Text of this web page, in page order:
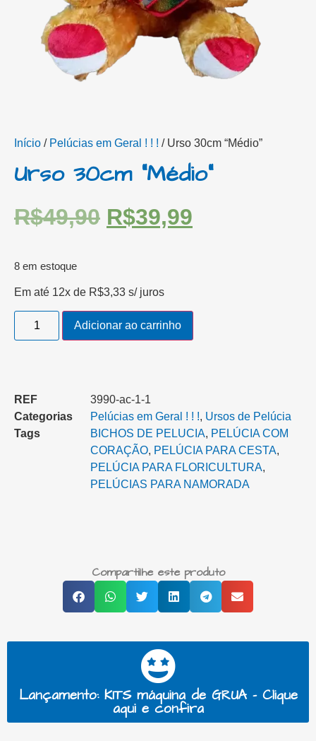
Início / Pelúcias em Geral ! ! ! / Urso 30cm “Médio”
Urso 30cm “Médio”
R$49,90 R$39,99
8 em estoque
Em até 12x de R$3,33 s/ juros
Adicionar ao carrinho
REF
3990-ac-1-1
Categorias
Pelúcias em Geral ! ! !, Ursos de Pelúcia
Tags
BICHOS DE PELUCIA, PELÚCIA COM
CORAÇÃO, PELÚCIA PARA CESTA‎,
PELÚCIA PARA FLORICULTURA,
PELÚCIAS PARA NAMORADA
Compartilhe este produto
Lançamento: KITS máquina de GRUA - Clique
aqui e confira